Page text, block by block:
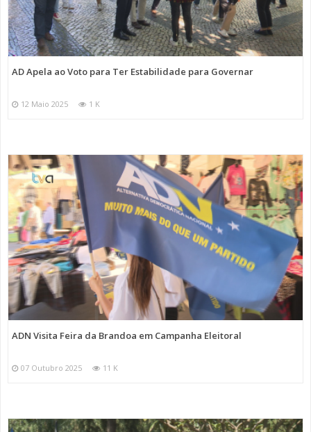
AD Apela ao Voto para Ter Estabilidade para Governar
12 Maio 2025 1 K
ADN Visita Feira da Brandoa em Campanha Eleitoral
07 Outubro 2025 11 K